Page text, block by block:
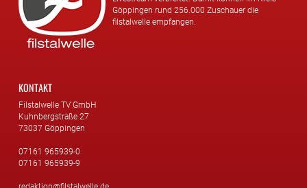
Göppingen rund 256.000 Zuschauer die
filstalwelle empfangen.
KONTAKT
Filstalwelle TV GmbH
Kuhnbergstraße 27
73037 Göppingen
07161 965939-0
07161 965939-9